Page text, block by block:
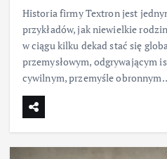
Historia firmy Textron jest
przykładów, jak niewielkie
w ciągu kilku dekad stać się
przemysłowym, odgrywającym
cywilnym, przemyśle